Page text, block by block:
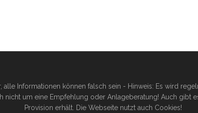
Informationen können falsch sein - Hinweis: Es wird
nicht um eine Empfehlung oder Anlageberatung! Auch gibt
Provision erhält. Die Webseite nutzt auch Cookies!